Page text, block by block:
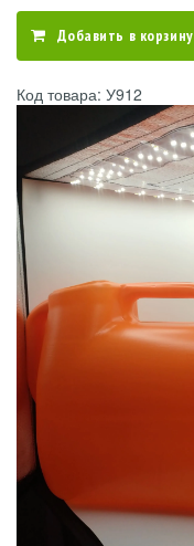
Добавить в корзину
Код товара: У912